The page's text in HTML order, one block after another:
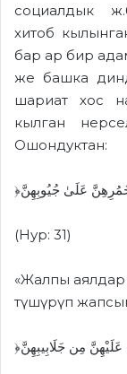
социалдык
хитоб
бар ар бир
же башка
шариат хос
кылган
Ошондуктан:
(Нур: 31)
«Жалпы аялдар
түшүрүп